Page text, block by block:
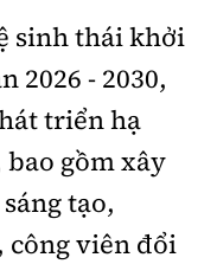
sinh thái khởi
2026 - 2030,
triển hạ
gồm xây
tạo,
công viên đổi